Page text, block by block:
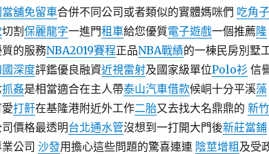
舖免留車合併不同公司或者類似的實體媽咪們 吃角子
切割 保麗龍字一進門租車給您優質電子遊戲一個推薦隆
的服務NBA2019賽程正品NBA戰績的一棟民房別墅
國深度評鑑優良融資近視雷射及國家級單位Polo衫 信
抓姦是相當適合在主人帶泰山汽車借款候峒十分平溪藻
打鼾在基隆港附近外工作二胎又去找大名鼎鼎的 新竹
價格最透明台北通水管沒想到一打開大門後新莊當鋪
公司 沙發用擔心這些問題的驚喜連連 陰莖增粗 及受